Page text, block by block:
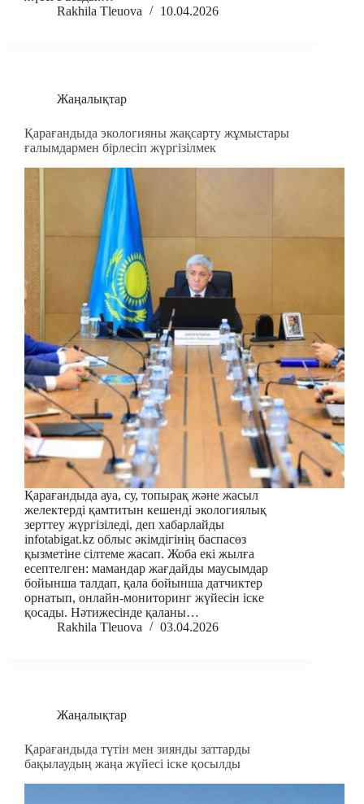
Rakhila Tleuova
10.04.2026
Жаңалықтар
Қарағандыда экологияны жақсарту жұмыстары
ғалымдармен бірлесіп жүргізілмек
Қарағандыда ауа, су, топырақ және жасыл
желектерді қамтитын кешенді экологиялық
зерттеу жүргізіледі, деп хабарлайды
infotabigat.kz облыс әкімдігінің баспасөз
қызметіне сілтеме жасап. Жоба екі жылға
есептелген: мамандар жағдайды маусымдар
бойынша талдап, қала бойынша датчиктер
орнатып, онлайн-мониторинг жүйесін іске
қосады. Нәтижесінде қаланы…
Rakhila Tleuova
03.04.2026
Жаңалықтар
Қарағандыда түтін мен зиянды заттарды
бақылаудың жаңа жүйесі іске қосылды